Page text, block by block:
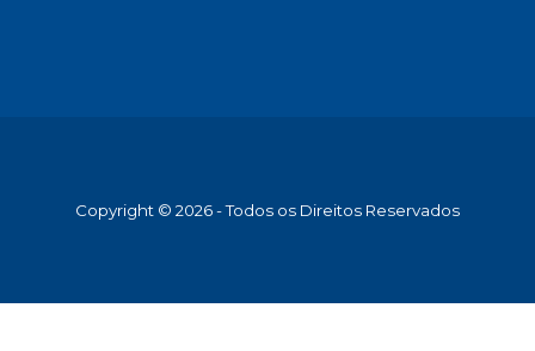
Copyright © 2026 - Todos os Direitos Reservados